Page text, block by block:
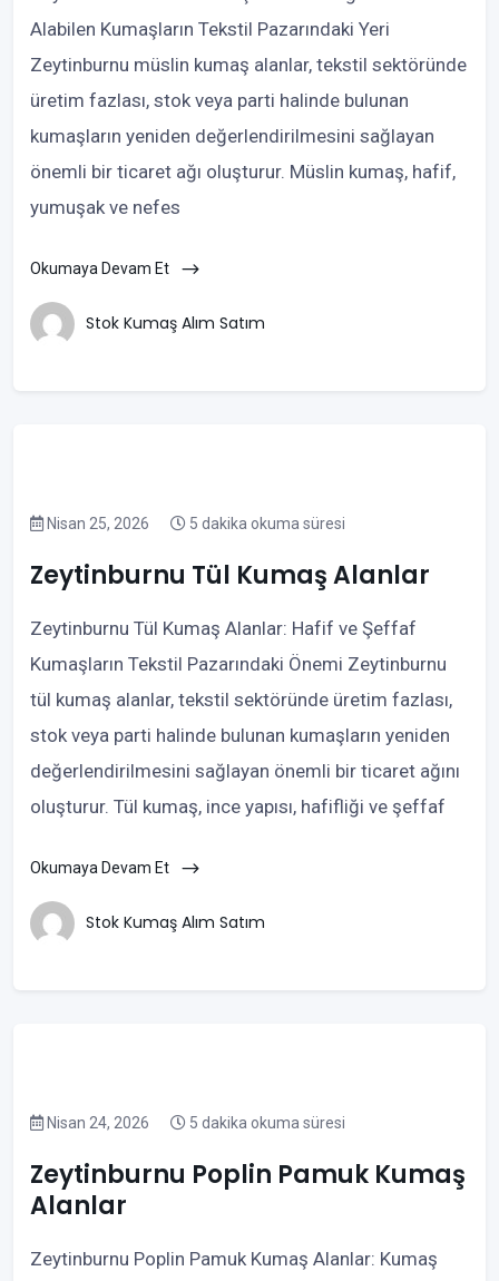
Alabilen Kumaşların Tekstil Pazarındaki Yeri
Zeytinburnu müslin kumaş alanlar, tekstil sektöründe
üretim fazlası, stok veya parti halinde bulunan
kumaşların yeniden değerlendirilmesini sağlayan
önemli bir ticaret ağı oluşturur. Müslin kumaş, hafif,
yumuşak ve nefes
Okumaya Devam Et
Stok Kumaş Alım Satım
Nisan 25, 2026 5 dakika okuma süresi
Zeytinburnu Tül Kumaş Alanlar
Zeytinburnu Tül Kumaş Alanlar: Hafif ve Şeffaf
Kumaşların Tekstil Pazarındaki Önemi Zeytinburnu
tül kumaş alanlar, tekstil sektöründe üretim fazlası,
stok veya parti halinde bulunan kumaşların yeniden
değerlendirilmesini sağlayan önemli bir ticaret ağını
oluşturur. Tül kumaş, ince yapısı, hafifliği ve şeffaf
Okumaya Devam Et
Stok Kumaş Alım Satım
Nisan 24, 2026 5 dakika okuma süresi
Zeytinburnu Poplin Pamuk Kumaş
Alanlar
Zeytinburnu Poplin Pamuk Kumaş Alanlar: Kumaş